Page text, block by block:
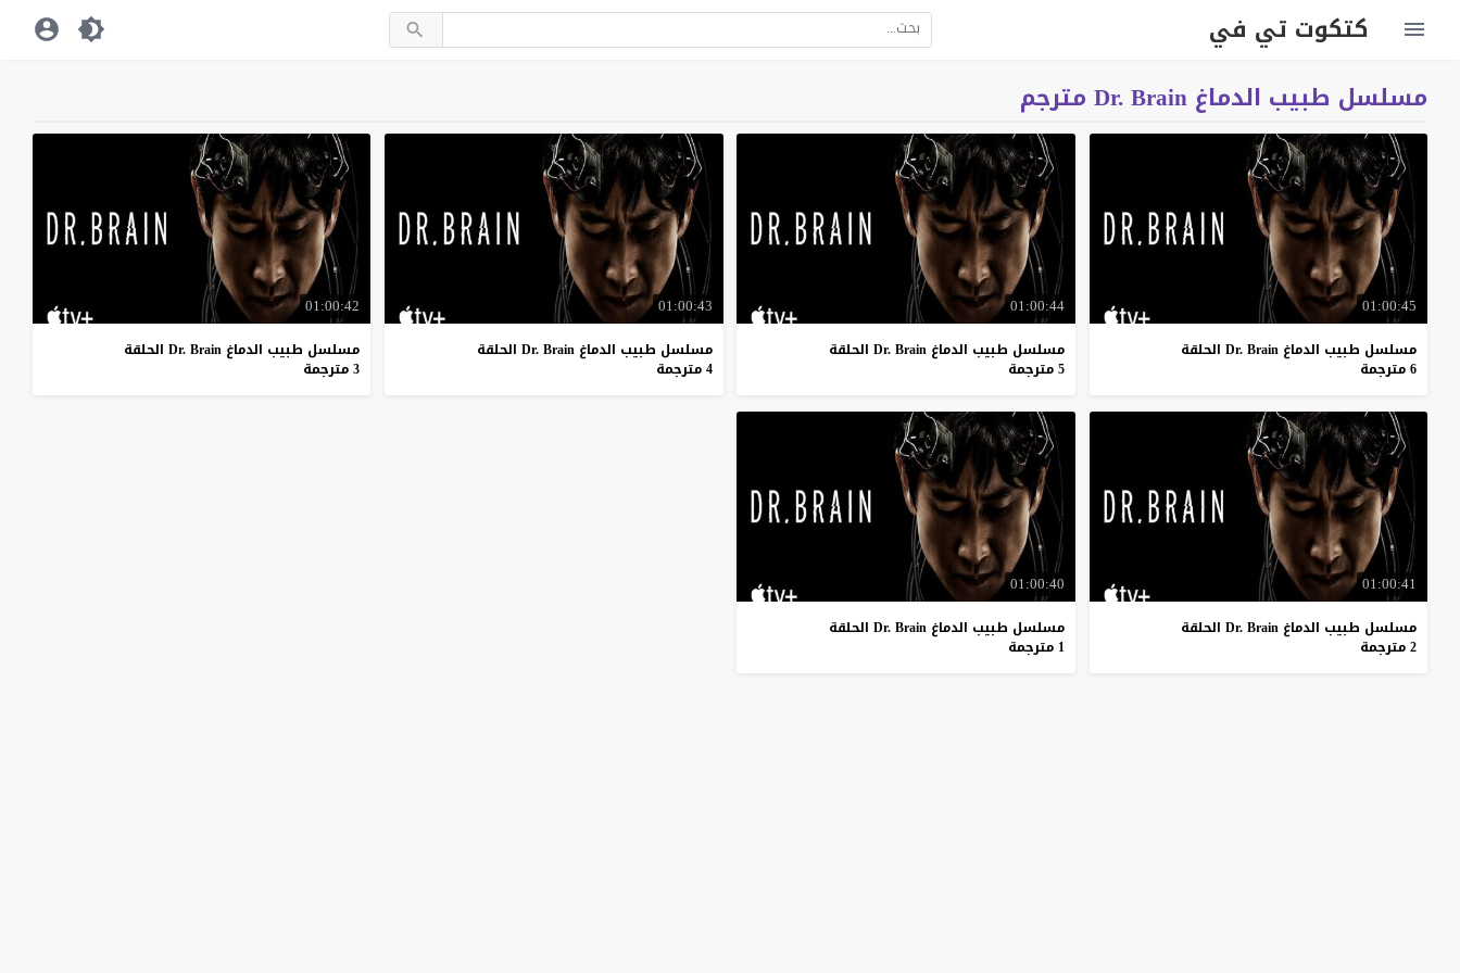
كتكوت تي في
مسلسل طبيب الدماغ Dr. Brain مترجم
01:00:45
مسلسل طبيب الدماغ Dr. Brain الحلقة
6 مترجمة
01:00:44
مسلسل طبيب الدماغ Dr. Brain الحلقة
5 مترجمة
01:00:43
مسلسل طبيب الدماغ Dr. Brain الحلقة
4 مترجمة
01:00:42
مسلسل طبيب الدماغ Dr. Brain الحلقة
3 مترجمة
01:00:41
مسلسل طبيب الدماغ Dr. Brain الحلقة
2 مترجمة
01:00:40
مسلسل طبيب الدماغ Dr. Brain الحلقة
1 مترجمة